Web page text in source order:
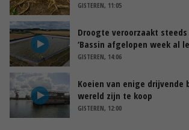
GISTEREN, 11:05
Droogte veroorzaakt
‘Bassin afgelopen week al
GISTEREN, 14:06
Koeien van enige drijvende
wereld zijn te koop
GISTEREN, 12:00